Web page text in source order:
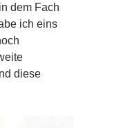
dem Fach
ich eins
diese